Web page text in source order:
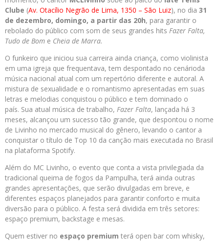
Clube (Av. Otacílio Negrão de Lima, 1350 – São Luiz), no dia 31
de dezembro, domingo, a partir das 20h, para garantir o
rebolado do público com som de seus grandes hits Fazer Falta,
Tudo de Bom e Cheia de Marra.
O funkeiro que iniciou sua carreira ainda criança, como violinista
em uma igreja que frequentava, tem despontado no cenárioda
música nacional atual com um repertório diferente e autoral. A
mistura de sexualidade e o romantismo apresentadas em suas
letras e melodias conquistou o público e tem dominado o
país. Sua atual música de trabalho, Fazer Falta, lançada há 3
meses, alcançou um sucesso tão grande, que despontou o nome
de Livinho no mercado musical do gênero, levando o cantor a
conquistar o título de Top 10 da canção mais executada no Brasil
na plataforma Spotify.
Além do MC Livinho, o evento que conta a vista privilegiada da
tradicional queima de fogos da Pampulha, terá ainda outras
grandes apresentações, que serão divulgadas em breve, e
diferentes espaços planejados para garantir conforto e muita
diversão para o público. A festa será dividida em três setores:
espaço premium, backstage e mesas.
Quem estiver no espaço premium terá open bar com whisky,